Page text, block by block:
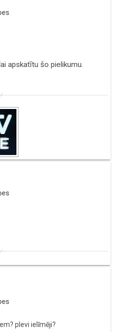
apskatītu šo pielikumu.
plevi ielīmēji?